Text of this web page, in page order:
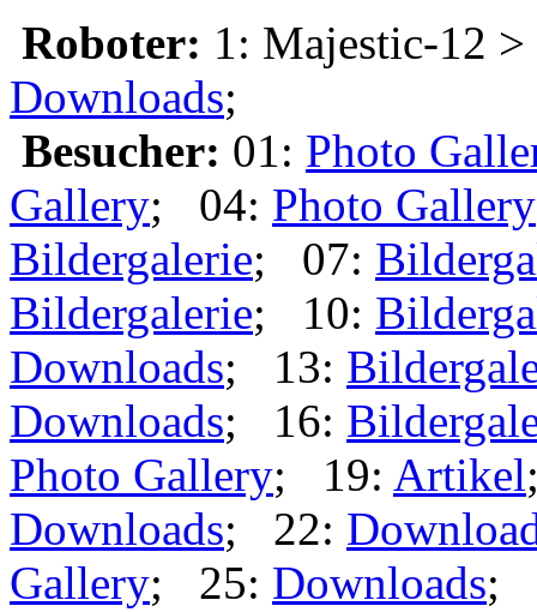
Roboter: 1: Majestic-12 >
Downloads;
Besucher: 01: Photo
Gallery; 04: Photo Gallery
Bildergalerie; 07:
Bildergalerie; 10:
Downloads; 13:
Downloads; 16:
Photo Gallery; 19: Artikel
Downloads; 22:
Gallery; 25: Downloads;